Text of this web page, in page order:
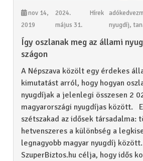
nov 14,
2019
2024.
május 31.
Hírek
nyugdíj,
Így oszlanak meg az állami
szágon
A Népszava közölt egy érdekes
kimutatást arról, hogy hogyan
nyugdíjak a jelenlegi összesen 2
magyarországi nyugdíjas között.
szétszakad az idősek társadalma:
hetvenszeres a különbség a
legnagyobb magyar nyugdíj
SzuperBiztos.hu célja, hogy idős